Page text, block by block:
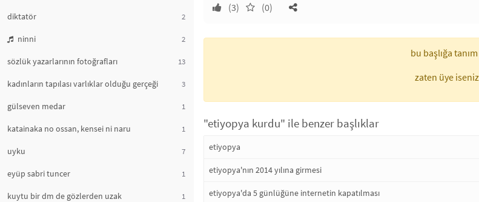
diktatör 2
ninni 2
sözlük yazarlarının fotoğrafları 13
kadınların tapılası varlıklar olduğu gerçeği 3
gülseven medar 1
katainaka no ossan, kensei ni naru 1
uyku 7
eyüp sabri tuncer 1
kuytu bir dm de gözlerden uzak 1
(3)
(0)
bu başlığa
zaten üye iseniz
"etiyopya kurdu" ile benzer başlıklar
etiyopya
etiyopya'nın 2014 yılına girmesi
etiyopya'da 5 günlüğüne internetin kapatılması